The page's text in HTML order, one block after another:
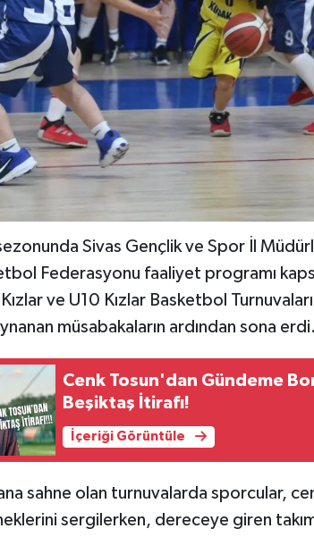
Sivas Gençlik ve Spor İl
Federasyonu faaliyet programı
Kızlar ve U10 Kızlar Basketbol
müsabakaların ardından sona erdi.
Cenk Tosun'dan Gündeme
Beşiktaş İtirafı!
İçeriği Görüntüle
sahne olan turnuvalarda sporcular,
sergilerken, dereceye giren